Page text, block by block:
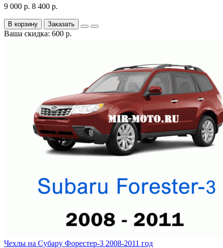
9 000 р. 8 400 р.
В корзину Заказать
Ваша скидка: 600 р.
Чехлы на Субару Форестер-3 2008-2011 год